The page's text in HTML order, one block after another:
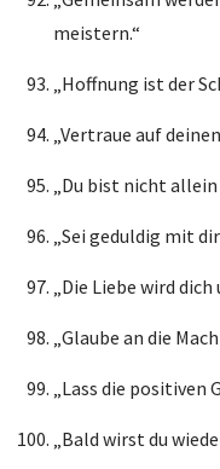
meistern.“
„Hoffnung ist der
„Vertraue auf
„Du bist nicht allein
„Sei geduldig mit
„Die Liebe wird dich
„Glaube an die
„Lass die positiven
„Bald wirst du